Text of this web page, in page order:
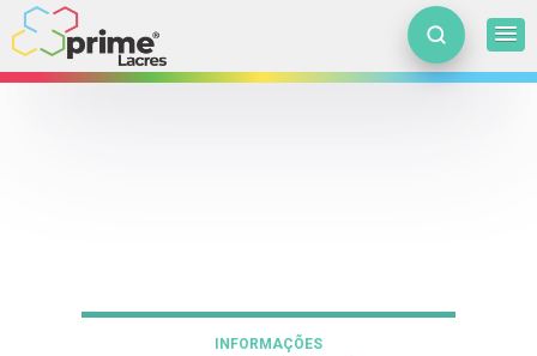
INFORMAÇÕES